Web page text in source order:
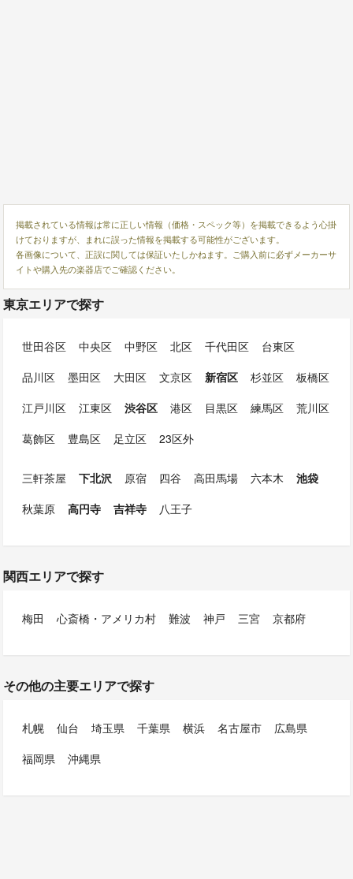
掲載されている情報は常に正しい情報（価格・スペック等）を掲載できるよう心掛
けておりますが、まれに誤った情報を掲載する可能性がございます。
各画像について、正誤に関しては保証いたしかねます。ご購入前に必ずメーカーサ
イトや購入先の楽器店でご確認ください。
東京エリアで探す
世田谷区 中央区 中野区 北区 千代田区
台東区
品川区
墨田区 大田区 文京区 新宿区 杉並区
板橋区
江戸川区
江東区 渋谷区 港区 目黒区 練馬区
荒川区
葛飾区
豊島区 足立区 23区外
三軒茶屋 下北沢 原宿 四谷 高田馬場 六本木
池袋
秋葉原
高円寺 吉祥寺 八王子
関西エリアで探す
梅田 心斎橋・アメリカ村 難波 神戸 三宮 京都府
その他の主要エリアで探す
札幌 仙台 埼玉県 千葉県 横浜 名古屋市
広島県
福岡県
沖縄県